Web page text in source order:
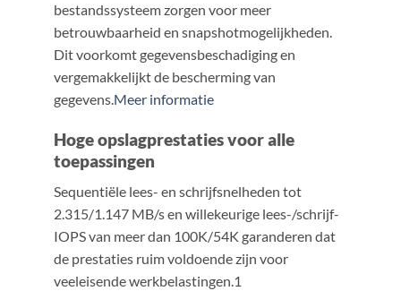
bestandssysteem zorgen voor meer
betrouwbaarheid en snapshotmogelijkheden.
Dit voorkomt gegevensbeschadiging en
vergemakkelijkt de bescherming van
gegevens.Meer informatie
Hoge opslagprestaties voor alle
toepassingen
Sequentiële lees- en schrijfsnelheden tot
2.315/1.147 MB/s en willekeurige lees-/schrijf-
IOPS van meer dan 100K/54K garanderen dat
de prestaties ruim voldoende zijn voor
veeleisende werkbelastingen.1